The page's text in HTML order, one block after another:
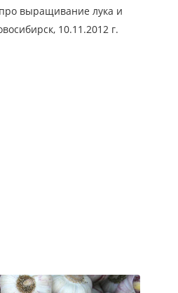
выращивание лука и
10.11.2012 г.